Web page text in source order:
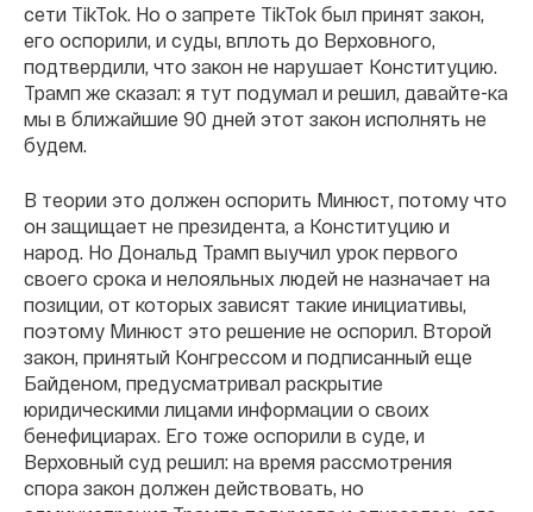
сети TikTok. Но о запрете TikTok был принят закон,
его оспорили, и суды, вплоть до Верховного,
подтвердили, что закон не нарушает Конституцию.
Трамп же сказал: я тут подумал и решил, давайте-ка
мы в ближайшие 90 дней этот закон исполнять не
будем.
В теории это должен оспорить Минюст, потому что
он защищает не президента, а Конституцию и
народ. Но Дональд Трамп выучил урок первого
своего срока и нелояльных людей не назначает на
позиции, от которых зависят такие инициативы,
поэтому Минюст это решение не оспорил. Второй
закон, принятый Конгрессом и подписанный еще
Байденом, предусматривал раскрытие
юридическими лицами информации о своих
бенефициарах. Его тоже оспорили в суде, и
Верховный суд решил: на время рассмотрения
спора закон должен действовать, но